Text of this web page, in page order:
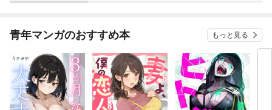
青年マンガのおすすめ本 もっと見る